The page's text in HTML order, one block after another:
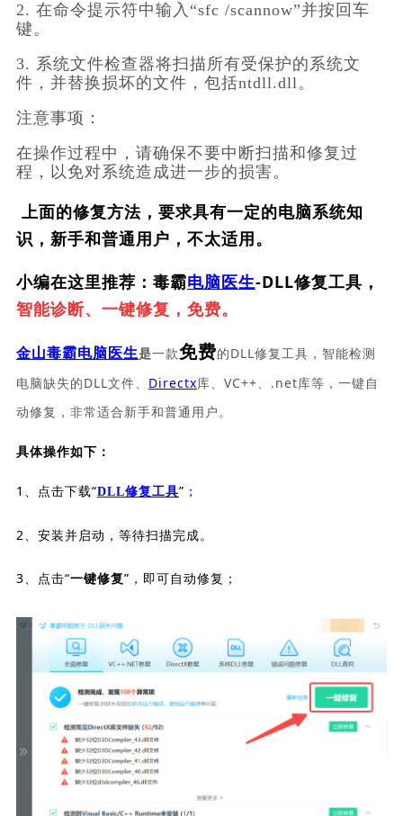
2. 在命令提示符中输入“sfc /scannow”并按回车
键。
3. 系统文件检查器将扫描所有受保护的系统文
件，并替换损坏的文件，包括ntdll.dll。
注意事项：
在操作过程中，请确保不要中断扫描和修复过
程，以免对系统造成进一步的损害。
上面的修复方法，要求具有一定的电脑系统知
识，新手和普通用户，不太适用。
小编在这里推荐：毒霸电脑医生-DLL修复工具，
智能诊断、一键修复，免费。
金山毒霸电脑医生是一款免费的DLL修复工具，智能检测
电脑缺失的DLL文件、 Directx库、VC++、.net库等，一键自
动修复，非常适合新手和普通用户。
具体操作如下：
1、点击下载“DLL修复工具”；
2、安装并启动，等待扫描完成。
3、点击“一键修复”，即可自动修复；